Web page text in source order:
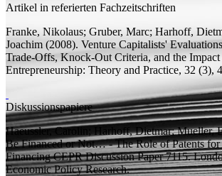
Artikel in referierten Fachzeitschriften
Franke, Nikolaus; Gruber, Marc; Harhoff,
Joachim (2008). Venture Capitalists'
Trade-Offs, Knock-Out Criteria, and the
Entrepreneurship: Theory and Practice, 32 (3),
Diskussionspapiere
Haeussler, Carolin;
Harhoff, Dietmar;Mueller,
Be Financed or Not… - The Role of Patents for
Financing CEPR Discussion Paper7115.
Economic Policy Research.